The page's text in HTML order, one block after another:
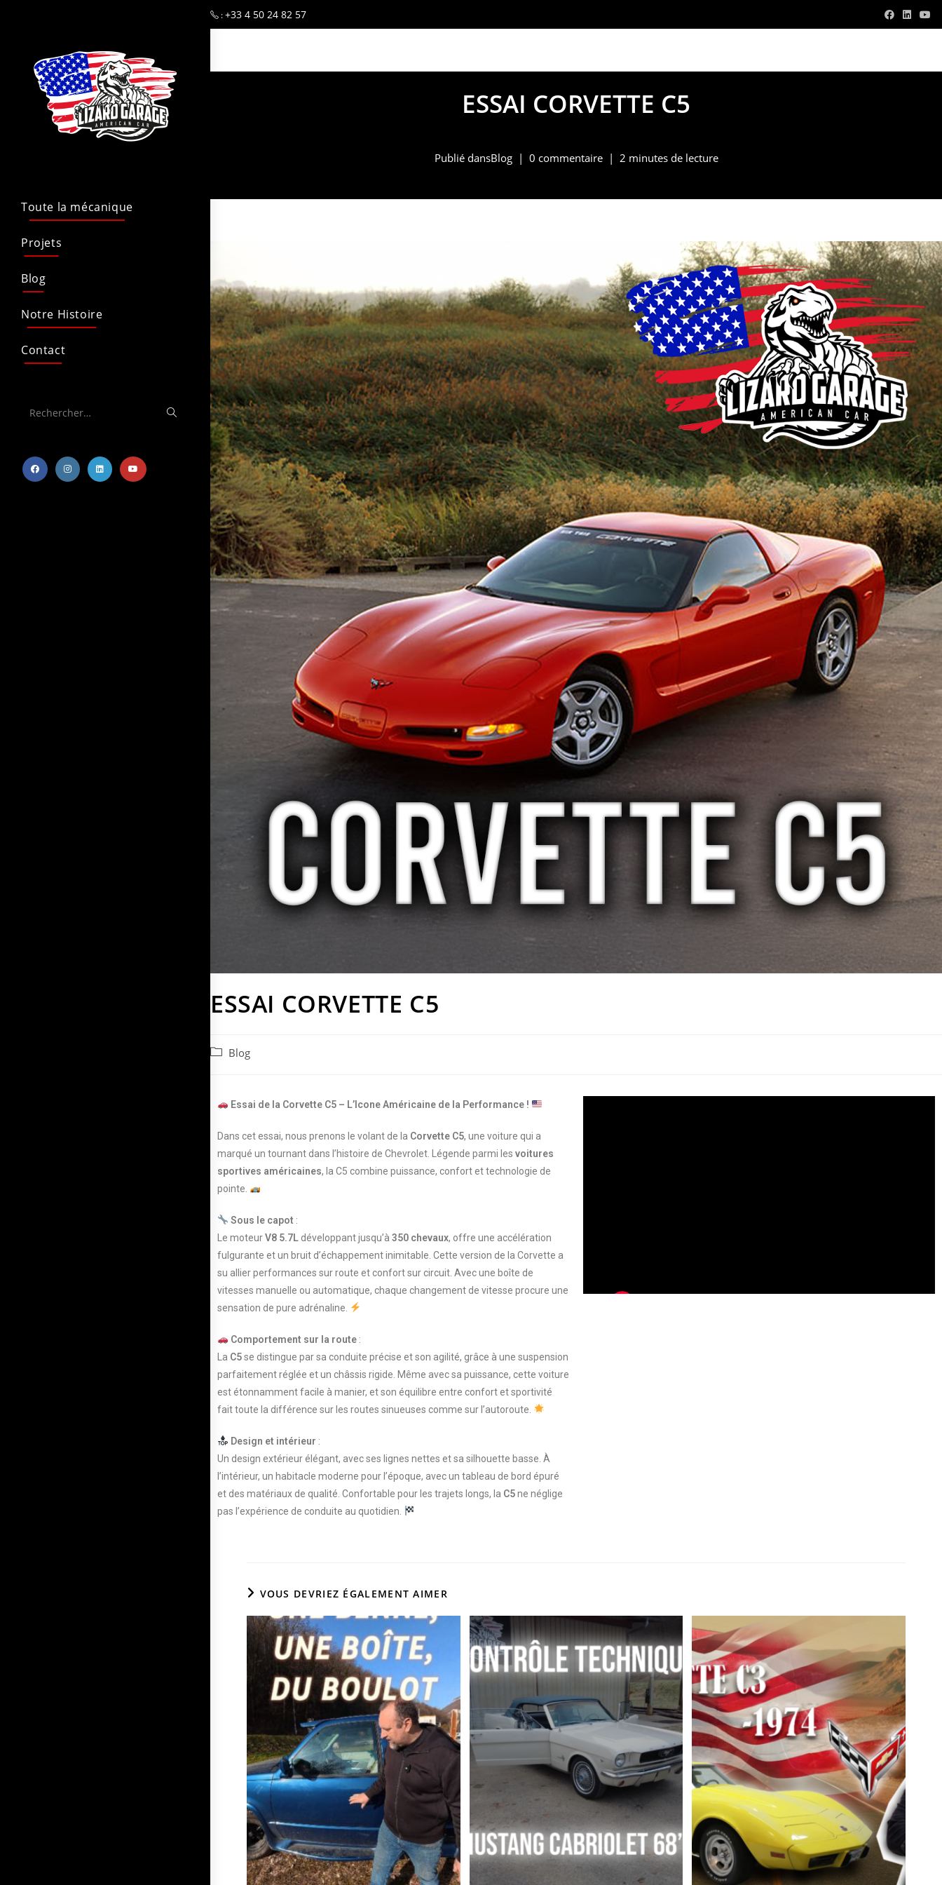
:+33 4 50 24 82 57
Toute la mécanique
Projets
Blog
Notre Histoire
Contact
Rechercher…
ESSAI CORVETTE C5
Publié dansBlog 0 commentaire 2 minutes de lecture
ESSAI CORVETTE C5
Blog
Essai de la Corvette C5 – L’Icone Américaine de la Performance !
Dans cet essai, nous prenons le volant de la Corvette C5, une voiture qui a
marqué un tournant dans l’histoire de Chevrolet. Légende parmi les voitures
sportives américaines, la C5 combine puissance, confort et technologie de
pointe.
Sous le capot :
Le moteurV8 5.7L développant jusqu’à 350 chevaux, offre une accélération
fulgurante et un bruit d’échappement inimitable. Cette version de la Corvette a
su allier performances sur route et confort sur circuit. Avec une boîte de
vitesses manuelle ou automatique, chaque changement de vitesse procure une
sensation de pure adrénaline.
Comportement sur la route:
La C5se distingue par sa conduite précise et son agilité, grâce à une suspension
parfaitement réglée et un châssis rigide. Même avec sa puissance, cette voiture
est étonnamment facile à manier, et son équilibre entre confort et sportivité
fait toute la différence sur les routes sinueuses comme sur l’autoroute.
Design et intérieur :
Un design extérieur élégant, avec ses lignes nettes et sa silhouette basse. À
l’intérieur, un habitacle moderne pour l’époque, avec un tableau de bord épuré
et des matériaux de qualité. Confortable pour les trajets longs, la C5ne néglige
pas l’expérience de conduite au quotidien.
VOUS DEVRIEZ ÉGALEMENT AIMER